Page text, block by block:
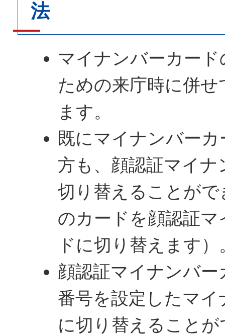
法
マイナンバーカー
ための来庁時に併
ます。
既にマイナンバー
方も、顔認証マイ
切り替えることが
のカードを顔認証
ドに切り替えます）
顔認証マイナンバ
番号を設定したマ
に切り替えること